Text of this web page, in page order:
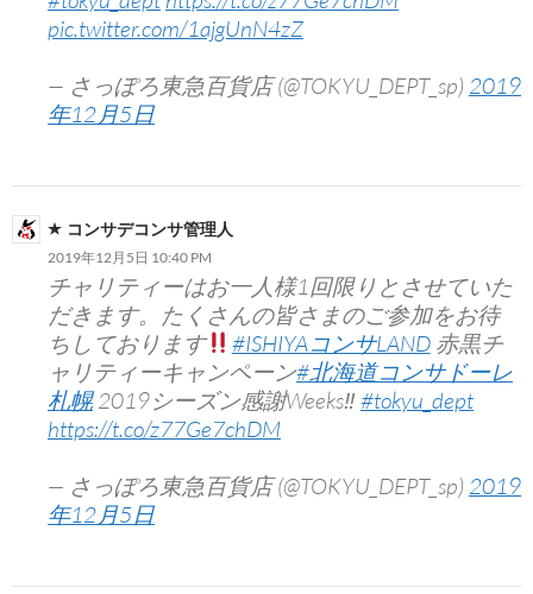
pic.twitter.com/1ajgUnN4zZ
— さっぽろ東急百貨店 (@TOKYU_DEPT_sp) 2019
年12月5日
コンサデコンサ管理人
2019年12月5日 10:40 PM
チャリティーはお一人様1回限りとさせていた
だきます。たくさんの皆さまのご参加をお待
ちしております
#ISHIYAコンサLAND赤黒チ
ャリティーキャンペーン#北海道コンサドーレ
札幌2019シーズン感謝Weeks‼︎#tokyu_dept
https://t.co/z77Ge7chDM
— さっぽろ東急百貨店 (@TOKYU_DEPT_sp) 2019
年12月5日